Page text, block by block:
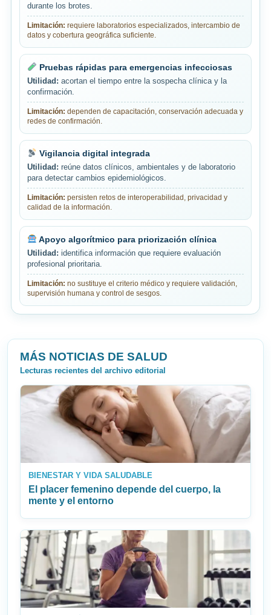
durante los brotes.
Limitación: requiere laboratorios especializados, intercambio de
datos y cobertura geográfica suficiente.
Pruebas rápidas para emergencias infecciosas
Utilidad: acortan el tiempo entre la sospecha clínica y la
confirmación.
Limitación: dependen de capacitación, conservación adecuada y
redes de confirmación.
Vigilancia digital integrada
Utilidad: reúne datos clínicos, ambientales y de laboratorio
para detectar cambios epidemiológicos.
Limitación: persisten retos de interoperabilidad, privacidad y
calidad de la información.
Apoyo algorítmico para priorización clínica
Utilidad: identifica información que requiere evaluación
profesional prioritaria.
Limitación: no sustituye el criterio médico y requiere validación,
supervisión humana y control de sesgos.
MÁS NOTICIAS DE SALUD
Lecturas recientes del archivo editorial
BIENESTAR Y VIDA SALUDABLE
El placer femenino depende del cuerpo, la
mente y el entorno